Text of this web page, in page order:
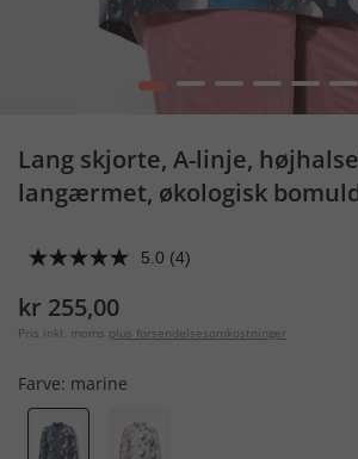
1 2 3 4 5 6
Lang skjorte, A-linje,
langærmet, økologisk
5.0 (4)
kr 255,00
Pris inkl. moms plus forsendelsesomkostninger
Farve: marine